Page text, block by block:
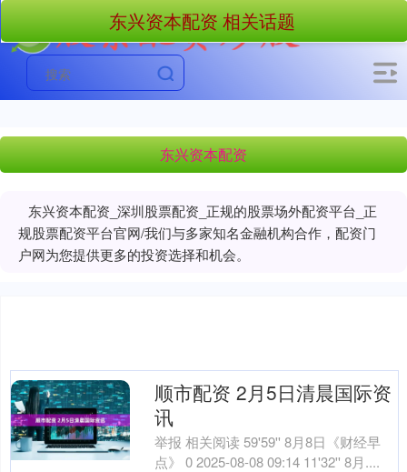
东兴资本配资
东兴资本配资_深圳股票配资_正规的股票场外配资平台_正
规股票配资平台官网/我们与多家知名金融机构合作，配资门
户网为您提供更多的投资选择和机会。
东兴资本配资 相关话题
顺市配资 2月5日清晨国际资
讯
举报 相关阅读 59'59'' 8月8日《财经早
点》 0 2025-08-08 09:14 11'32'' 8月....